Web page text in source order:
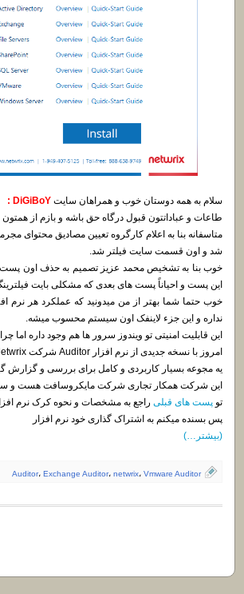
سلام به همه دوستان خوب و همراهان سایت DiGiBoY :
طاعات و عباداتتون قبول درگاه حق باشه و بازم از
شد و اون قسمت سایت فیلتر شد.
خوب بنا به تشخیص محمد عزیز تصمیم به حذف اون پست
این پست و احیاناً پست های بعدی که مشکلی بایت
نداره و این جزء لاینفک اون سیستم محسوب میشه.
این قابلیت امنیتی تو ویندوز سرور ها هم وجود داره اما
امروز با نسخه جدیدی از نرم افزار Auditor شرکت Netwrix در خدمت شما هستیم.
یه مجوعه بسیار کاربردی و کامل برای بررسی و گزارش
این شرکت همکار تجاری شرکت مایکروسافت هست و
تو پست های قبلی راجع به مشخصات و نحوه کرک نرم
پس بسنده میکنم به اشتراک گذاری خود نرم افزار
(بیشتر…)
Auditor، Exchange Auditor، netwrix، Vmware Auditor